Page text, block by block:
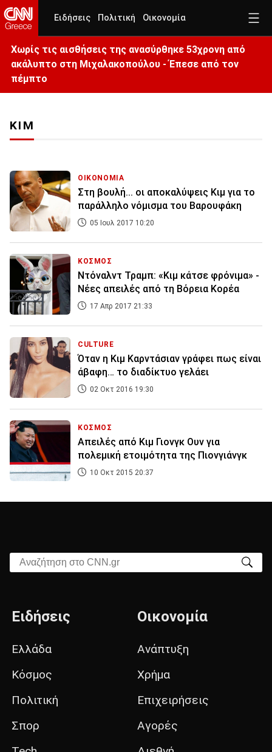
Ειδήσεις Πολιτική Οικονομία
Χωρίς τις αισθήσεις της ανασύρθηκε 53χρονη από
ακάλυπτο στη Μιχαλακοπούλου - Έπεσε από τον
πέμπτο
ΚΙΜ
ΟΙΚΟΝΟΜΙΑ
Στη βουλή... οι αποκαλύψεις Κιμ για το
παράλληλο νόμισμα του Βαρουφάκη
05 Ιουλ 2017 10:20
ΚΟΣΜΟΣ
Ντόναλντ Τραμπ: «Κιμ κάτσε φρόνιμα» -
Νέες απειλές από τη Βόρεια Κορέα
17 Απρ 2017 21:33
CULTURE
Όταν η Κιμ Καρντάσιαν γράφει πως είναι
άβαφη… το διαδίκτυο γελάει
02 Οκτ 2016 19:30
ΚΟΣΜΟΣ
Απειλές από Κιμ Γιονγκ Ουν για
πολεμική ετοιμότητα της Πιονγιάνγκ
10 Οκτ 2015 20:37
Αναζήτηση στο CNN.gr
Ειδήσεις
Ελλάδα
Κόσμος
Πολιτική
Σπορ
Οικονομία
Ανάπτυξη
Χρήμα
Επιχειρήσεις
Αγορές